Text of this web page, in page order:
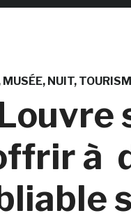
MUSÉE NUIT
à